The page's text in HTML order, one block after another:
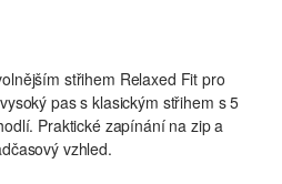
střihem Relaxed Fit pro
pas s klasickým střihem s 5
Praktické zapínání na zip a
vzhled.